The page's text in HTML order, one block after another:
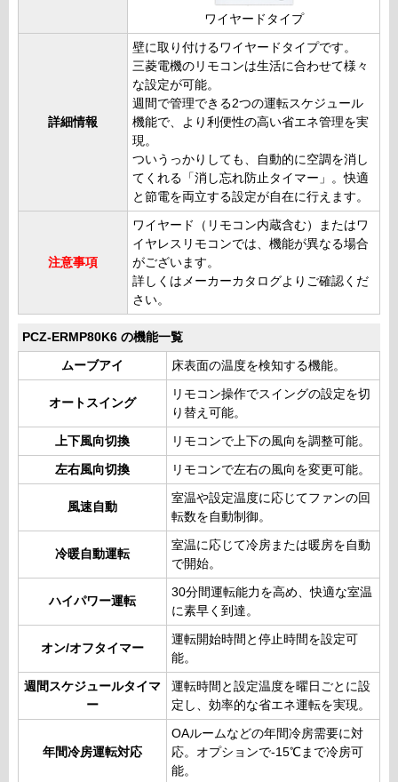
ワイヤードタイプ
詳細情報
壁に取り付けるワイヤードタイプです。
三菱電機のリモコンは生活に合わせて様々
な設定が可能。
週間で管理できる2つの運転スケジュール
機能で、より利便性の高い省エネ管理を実
現。
ついうっかりしても、自動的に空調を消し
てくれる「消し忘れ防止タイマー」。快適
と節電を両立する設定が自在に行えます。
注意事項
ワイヤード（リモコン内蔵含む）またはワ
イヤレスリモコンでは、機能が異なる場合
がございます。
詳しくはメーカーカタログよりご確認くだ
さい。
PCZ-ERMP80K6 の機能一覧
ムーブアイ 床表面の温度を検知する機能。
オートスイング
リモコン操作でスイングの設定を切
り替え可能。
上下風向切換 リモコンで上下の風向を調整可能。
左右風向切換 リモコンで左右の風向を変更可能。
風速自動
室温や設定温度に応じてファンの回
転数を自動制御。
冷暖自動運転
室温に応じて冷房または暖房を自動
で開始。
ハイパワー運転
30分間運転能力を高め、快適な室温
に素早く到達。
オン/オフタイマー
運転開始時間と停止時間を設定可
能。
週間スケジュールタイマ
ー
運転時間と設定温度を曜日ごとに設
定し、効率的な省エネ運転を実現。
年間冷房運転対応
OAルームなどの年間冷房需要に対
応。オプションで-15℃まで冷房可
能。